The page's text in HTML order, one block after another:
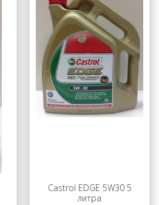
Castrol EDGE 5W30 5
литра